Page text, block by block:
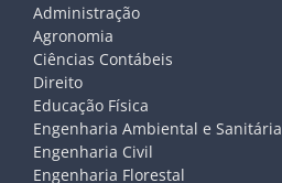
Administração
Agronomia
Ciências Contábeis
Direito
Educação Física
Engenharia Ambiental e Sanitária
Engenharia Civil
Engenharia Florestal